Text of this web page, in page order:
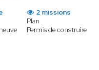
2 missions
Plan
Permis de construire